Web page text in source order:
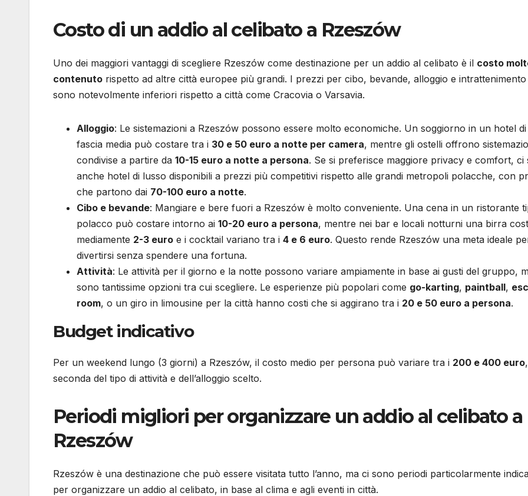
Costo di un addio al celibato a Rzeszów
Uno dei maggiori vantaggi di scegliere Rzeszów come destinazione per un addio al celibato è il costo
contenuto rispetto ad altre città europee più grandi. I prezzi per cibo, bevande, alloggio e intrattenimento
sono notevolmente inferiori rispetto a città come Cracovia o Varsavia.
Alloggio: Le sistemazioni a Rzeszów possono essere molto economiche. Un soggiorno in un hotel di
fascia media può costare tra i 30 e 50 euro a notte per camera, mentre gli ostelli offrono
condivise a partire da 10-15 euro a notte a persona. Se si preferisce maggiore privacy e comfort, ci
anche hotel di lusso disponibili a prezzi più competitivi rispetto alle grandi metropoli polacche, con
che partono dai 70-100 euro a notte.
Cibo e bevande: Mangiare e bere fuori a Rzeszów è molto conveniente. Una cena in un ristorante
polacco può costare intorno ai 10-20 euro a persona, mentre nei bar e locali notturni una birra
mediamente 2-3 euro e i cocktail variano tra i 4 e 6 euro. Questo rende Rzeszów una meta ideale
divertirsi senza spendere una fortuna.
Attività: Le attività per il giorno e la notte possono variare ampiamente in base ai gusti del gruppo,
sono tantissime opzioni tra cui scegliere. Le esperienze più popolari come go-karting, paintball,
room, o un giro in limousine per la città hanno costi che si aggirano tra i 20 e 50 euro a persona.
Budget indicativo
Per un weekend lungo (3 giorni) a Rzeszów, il costo medio per persona può variare tra i 200 e 400 euro
seconda del tipo di attività e dell’alloggio scelto.
Periodi migliori per organizzare un addio al celibato a
Rzeszów
Rzeszów è una destinazione che può essere visitata tutto l’anno, ma ci sono periodi particolarmente
per organizzare un addio al celibato, in base al clima e agli eventi in città.